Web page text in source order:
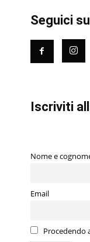
Seguici
Iscriviti
Nome e
Email
Procedendo